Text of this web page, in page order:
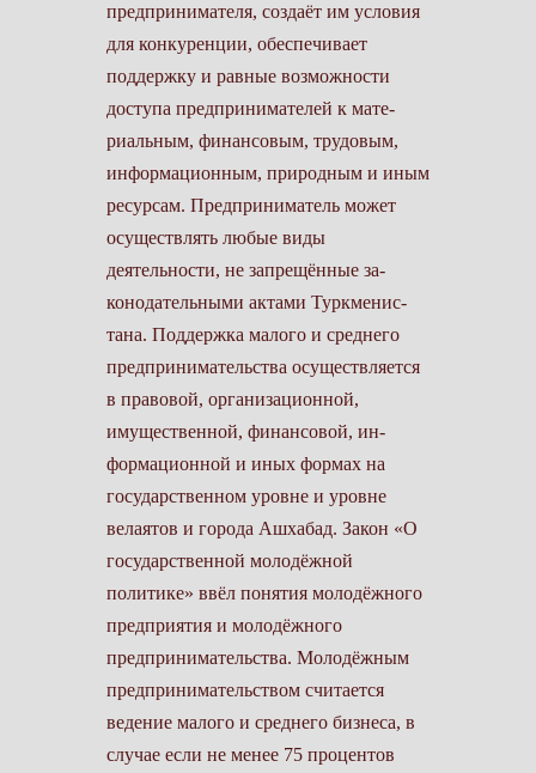
предпринимателя, создаёт им усло­вия
для конкуренции, обеспечивает
поддержку и равные возможности
доступа предпринимателей к мате­
риальным, финансовым, трудовым,
информационным, природным и иным
ресурсам. Предприниматель может
осуществлять любые виды
деятельности, не запрещённые за­
конодательными актами Туркменис­
тана. Поддержка малого и среднего
предпринимательства осуществля­ется
в правовой, организационной,
имущественной, финансовой, ин­
формационной и иных формах на
государственном уровне и уровне
велаятов и города Ашхабад. Закон «О
государственной молодёжной
политике» ввёл понятия молодёж­ного
предприятия и молодёжного
предпринимательства. Молодёжным
предпринимательством считается
ведение малого и среднего бизнеса, в
случае если не менее 75 процентов